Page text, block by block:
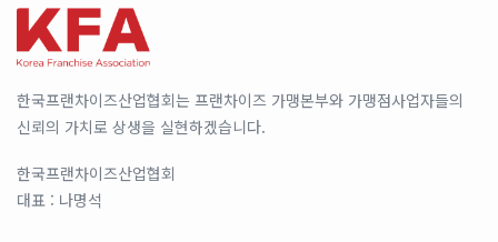
한국프랜차이즈산업협회는 프랜차이즈 가맹본부와 가맹점사업자들의
신뢰의 가치로 상생을 실현하겠습니다.
한국프랜차이즈산업협회
대표 : 나명석